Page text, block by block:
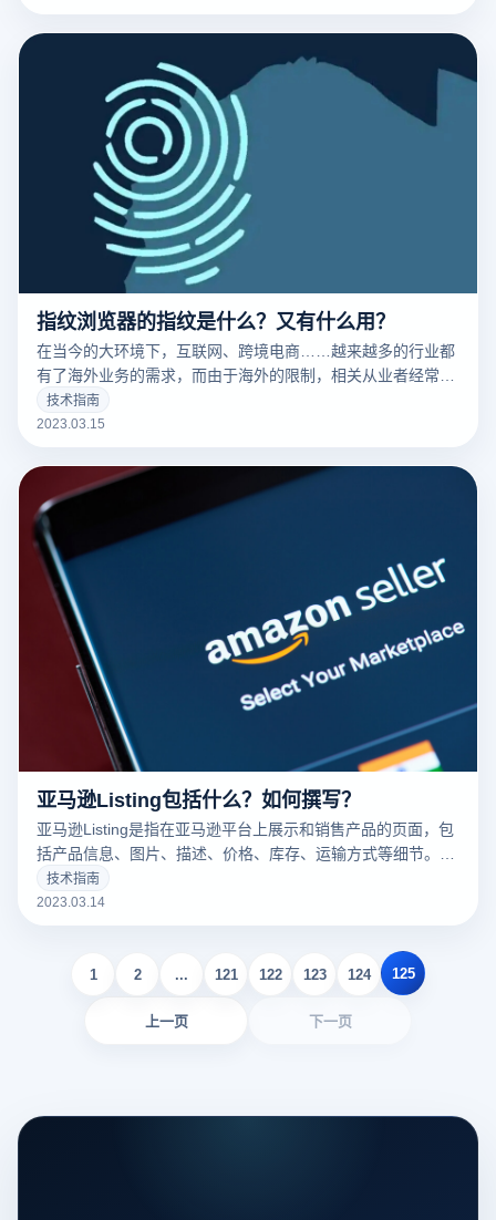
指纹浏览器的指纹是什么？又有什么用？
在当今的大环境下，互联网、跨境电商……越来越多的行业都
有了海外业务的需求，而由于海外的限制，相关从业者经常要
针对不同的工作内容用到不同的IP，这时候便要用到指纹浏览
器。要清楚的了解什么是指纹浏览器之前，我们需要知道什么
很大的不同
技术指南
2023.03.15
亚马逊Listing包括什么？如何撰写？
亚马逊Listing是指在亚马逊平台上展示和销售产品的页面，包
括产品信息、图片、描述、价格、库存、运输方式等细节。一
个好的亚马逊Listing可以吸引更多的潜在买家，增加销量。以
下云登录指纹浏览器关于亚马逊Listing包括什么？如何撰写？
技术指南
2023.03.14
上一页
1 2 ... 121 122 123 124 125
下一页